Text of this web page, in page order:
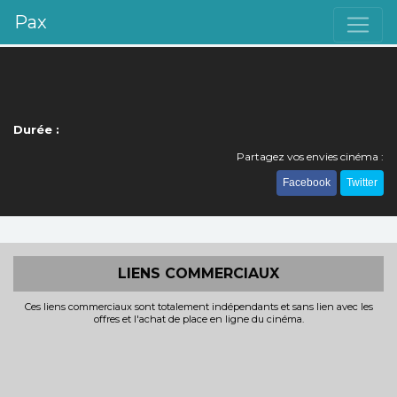
Pax
Durée :
Partagez vos envies cinéma :
Facebook Twitter
LIENS COMMERCIAUX
Ces liens commerciaux sont totalement indépendants et sans lien avec les
offres et l'achat de place en ligne du cinéma.